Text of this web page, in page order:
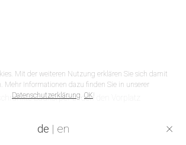
Baukörper bilden den Vorplatz
Mit der weiteren Nutzung erklären Sie sich damit
Mehr Informationen dazu finden Sie in unserer
Datenschutzerklärung. OK!
de | en ×